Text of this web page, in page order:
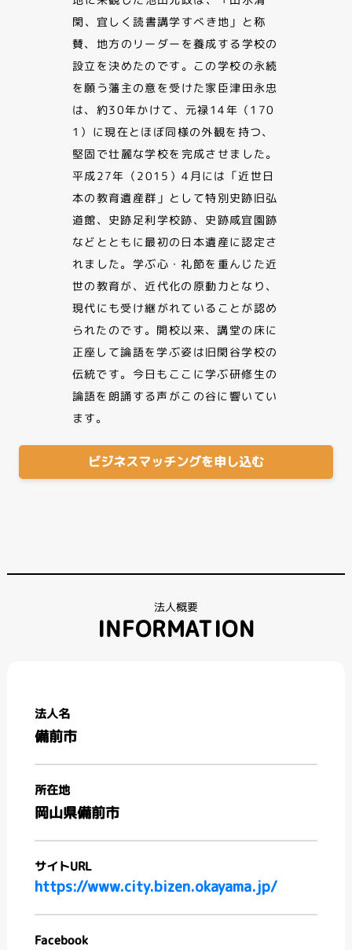
閑、宜しく読書講学すべき地」と称
賛、地方のリーダーを養成する学校の
設立を決めたのです。この学校の永続
を願う藩主の意を受けた家臣津田永忠
は、約30年かけて、元禄14年（170
1）に現在とほぼ同様の外観を持つ、
堅固で壮麗な学校を完成させました。
平成27年（2015）4月には「近世日
本の教育遺産群」として特別史跡旧弘
道館、史跡足利学校跡、史跡咸宜園跡
などとともに最初の日本遺産に認定さ
れました。学ぶ心・礼節を重んじた近
世の教育が、近代化の原動力となり、
現代にも受け継がれていることが認め
られたのです。開校以来、講堂の床に
正座して論語を学ぶ姿は旧閑谷学校の
伝統です。今日もここに学ぶ研修生の
論語を朗誦する声がこの谷に響いてい
ます。
ビジネスマッチングを申し込む
法人概要
INFORMATION
法人名
備前市
所在地
岡山県備前市
サイトURL
https://www.city.bizen.okayama.jp/
Facebook